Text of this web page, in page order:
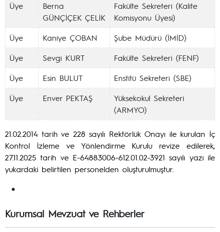
Üye
Berna
GÜNÇİÇEK ÇELİK
Fakülte Sekreteri (Kalite
Komisyonu Üyesi)
Üye
Kaniye ÇOBAN
Şube Müdürü (İMİD)
Üye
Sevgi KURT
Fakülte Sekreteri (FENF)
Üye
Esin BULUT
Enstitü Sekreteri (SBE)
Üye
Enver PEKTAŞ
Yüksekokul Sekreteri
(ARMYO)
21.02.2014 tarih ve 228 sayılı Rektörlük Onayı ile kurulan İç
Kontrol İzleme ve Yönlendirme Kurulu revize edilerek,
27.11.2025 tarih ve E-64883006-612.01.02-3921 sayılı yazı ile
yukardaki belirtilen personelden oluşturulmuştur.
Kurumsal Mevzuat ve Rehberler